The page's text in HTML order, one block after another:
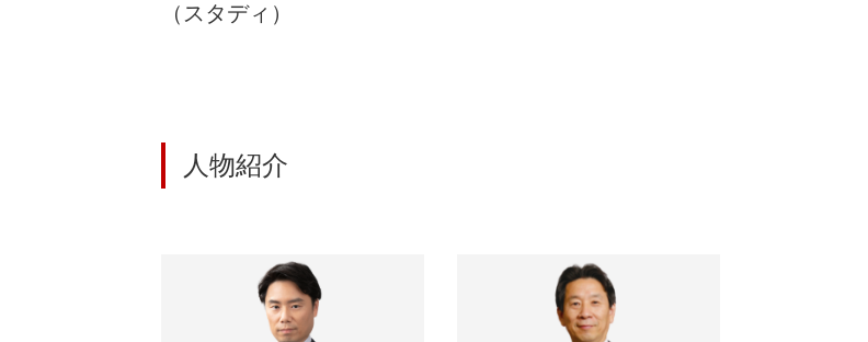
（スタディ）
人物紹介